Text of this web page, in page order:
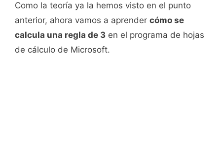
Como la teoría ya la hemos visto en el punto
anterior, ahora vamos a aprender cómo se
calcula una regla de 3 en el programa de hojas
de cálculo de Microsoft.